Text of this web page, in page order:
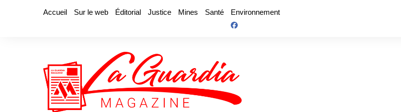
Accueil Sur le web Éditorial Justice Mines Santé Environnement